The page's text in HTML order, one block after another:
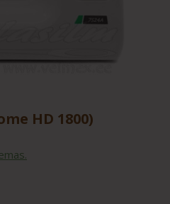
HD 1800)